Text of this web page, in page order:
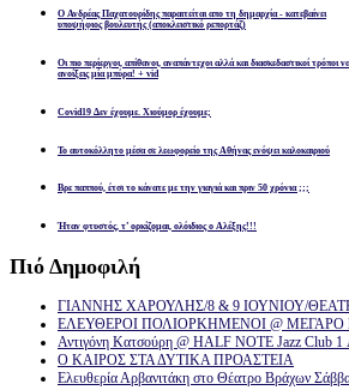
Ο Ανδρέας Παχατουρίδης παραιτείται απο τη δημαρχία - κατεβαίνει
υποψήφιος βουλευτής (αποκλειστικό ρεπορτάζ)
Οι πιο περίεργοι, απίθανοι, αναπάντεχοι αλλά και διασκεδαστικοί τρόποι να
ανοίξεις μία μπύρα! + vid
Covid19 Δεν έχουμε. Χιούμορ έχουμε;
Το αυτοκόλλητο μέσα σε λεωφορείο της Αθήνας ενόψει καλοκαιριού
Βρε παππού, έτσι το κάνατε με την γιαγιά και πριν 50 χρόνια ;;;
Ήταν φτυστός, τ’ ορκίζομαι, ολόιδιος ο Αλέξης!!!
Πιό Δημοφιλή
ΓΙΑΝΝΗΣ ΧΑΡΟΥΛΗΣ/8 & 9 ΙΟΥΝΙΟΥ/
ΕΛΕΥΘΕΡΟΙ ΠΟΛΙΟΡΚΗΜΕΝΟΙ @
Αντιγόνη Κατσούρη @ HALF NOTE Jazz Club 1
Ο ΚΑΙΡΟΣ ΣΤΑ ΔΥΤΙΚΑ ΠΡΟΑΣΤΕΙΑ
Ελευθερία Αρβανιτάκη στο Θέατρο Βράχων